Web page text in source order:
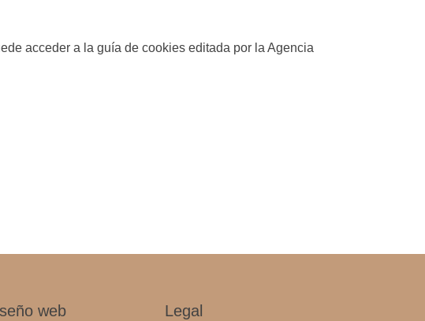
acceder a la guía de cookies editada por la Agencia
web Legal